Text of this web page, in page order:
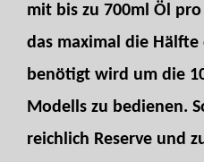
mit bis zu 700ml Öl
das maximal die Hälfte
benötigt wird um die
Modells zu bedienen.
reichlich Reserve und